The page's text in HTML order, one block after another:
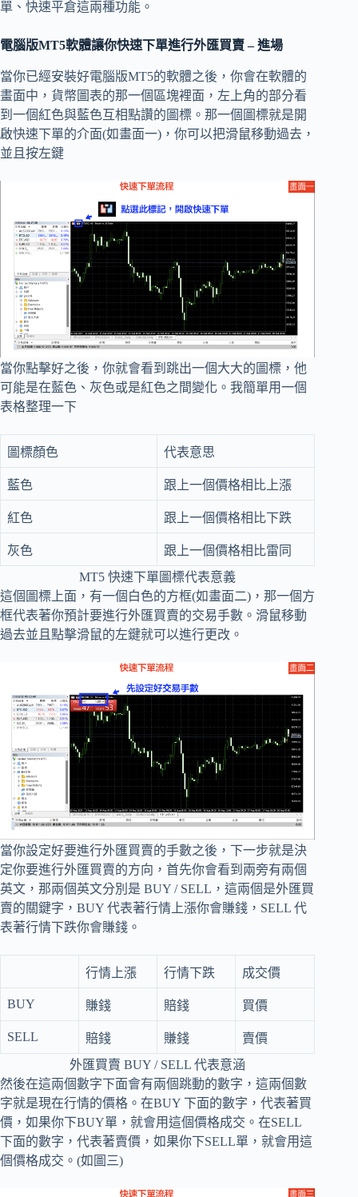
單、快速平倉這兩種功能。
電腦版MT5軟體讓你快速下單進行外匯買賣 –進場
當你已經安裝好電腦版MT5的軟體之後，你會在軟體的
畫面中，貨幣圖表的那一個區塊裡面，左上角的部分看
到一個紅色與藍色互相點讚的圖標。那一個圖標就是開
啟快速下單的介面(如畫面一)，你可以把滑鼠移動過去，
並且按左鍵
當你點擊好之後，你就會看到跳出一個大大的圖標，他
可能是在藍色、灰色或是紅色之間變化。我簡單用一個
表格整理一下
圖標顏色 代表意思
藍色 跟上一個價格相比上漲
紅色 跟上一個價格相比下跌
灰色
跟上一個價格相比雷同
MT5 快速下單圖標代表意義
這個圖標上面，有一個白色的方框(如畫面二)，那一個方
框代表著你預計要進行外匯買賣的交易手數。滑鼠移動
過去並且點擊滑鼠的左鍵就可以進行更改。
當你設定好要進行外匯買賣的手數之後，下一步就是決
定你要進行外匯買賣的方向，首先你會看到兩旁有兩個
英文，那兩個英文分別是 BUY / SELL，這兩個是外匯買
賣的關鍵字，BUY 代表著行情上漲你會賺錢，SELL 代
表著行情下跌你會賺錢。
行情上漲 行情下跌 成交價
BUY 賺錢 賠錢 買價
SELL 賠錢 賺錢
賣價
外匯買賣 BUY / SELL 代表意涵
然後在這兩個數字下面會有兩個跳動的數字，這兩個數
字就是現在行情的價格。在BUY 下面的數字，代表著買
價，如果你下BUY單，就會用這個價格成交。在SELL
下面的數字，代表著賣價，如果你下SELL單，就會用這
個價格成交。(如圖三)